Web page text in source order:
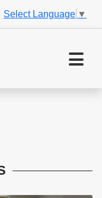
Select Language ▼